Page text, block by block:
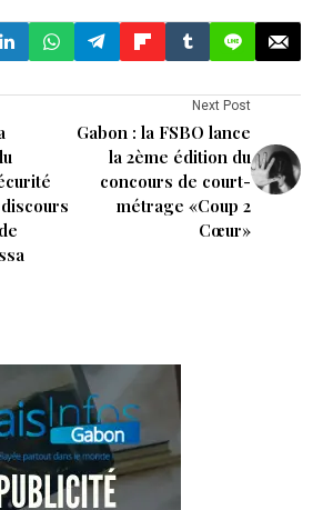
Next Post
Gabon : la FSBO lance
la 2ème édition du
concours de court-
métrage «Coup 2
Cœur»